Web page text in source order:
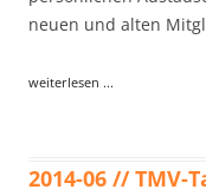
neuen und alten
weiterlesen ...
2014-06 // TMV-